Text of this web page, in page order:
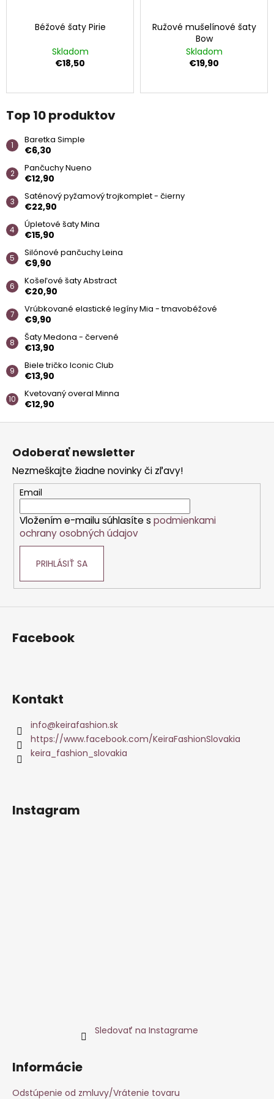
Béžové šaty Pirie
Skladom
€18,50
Ružové mušelínové šaty
Bow
Skladom
€19,90
Top 10 produktov
Baretka Simple
€6,30
Pančuchy Nueno
€12,90
Saténový pyžamový trojkomplet - čierny
€22,90
Úpletové šaty Mina
€15,90
Silónové pančuchy Leina
€9,90
Košeľové šaty Abstract
€20,90
Vrúbkované elastické legíny Mia - tmavobéžové
€9,90
Šaty Medona - červené
€13,90
Biele tričko Iconic Club
€13,90
Kvetovaný overal Minna
€12,90
O
d
p
o
r
ú
č
a
m
e
BARETKA
SIMPLE
€6,30
Odoberať newsletter
Nezmeškajte žiadne novinky či zľavy!
Email
Vložením e-mailu súhlasíte s podmienkami
ochrany osobných údajov
PRIHLÁSIŤ SA
Facebook
Kontakt
info@keirafashion.sk
https://www.facebook.com/KeiraFashionSlovakia
keira_fashion_slovakia
Instagram
Sledovať na Instagrame
Informácie
Odstúpenie od zmluvy/Vrátenie tovaru